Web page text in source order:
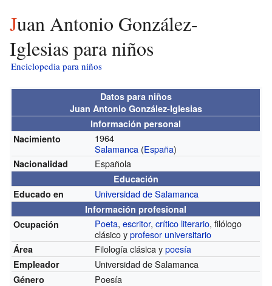
Juan Antonio González-
Iglesias para niños
Enciclopedia para niños
Datos para niños
Juan Antonio González-Iglesias
Información personal
Nacimiento
1964
Salamanca (España)
Nacionalidad Española
Educación
Educado en
Universidad de Salamanca
Información profesional
Ocupación
Poeta,escritor,crítico literario, filólogo
clásico yprofesor universitario
Área Filología clásica ypoesía
Empleador Universidad de Salamanca
Género Poesía